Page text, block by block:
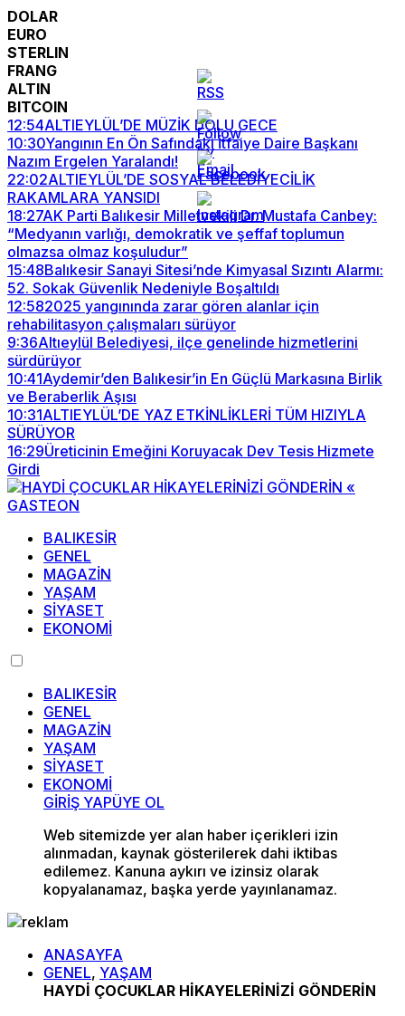
DOLAR
EURO
STERLIN
FRANG
ALTIN
BITCOIN
12:54ALTIEYLÜL’DE MÜZİK DOLU GECE
10:30Yangının En Ön Safındaki İtfaiye Daire Başkanı
Nazım Ergelen Yaralandı!
22:02ALTIEYLÜL’DE SOSYAL BELEDİYECİLİK
RAKAMLARA YANSIDI
18:27AK Parti Balıkesir Milletvekili Dr. Mustafa Canbey:
“Medyanın varlığı, demokratik ve şeffaf toplumun
olmazsa olmaz koşuludur”
15:48Balıkesir Sanayi Sitesi’nde Kimyasal Sızıntı Alarmı:
52. Sokak Güvenlik Nedeniyle Boşaltıldı
12:582025 yangınında zarar gören alanlar için
rehabilitasyon çalışmaları sürüyor
9:36Altıeylül Belediyesi, ilçe genelinde hizmetlerini
sürdürüyor
10:41Aydemir’den Balıkesir’in En Güçlü Markasına Birlik
ve Beraberlik Aşısı
10:31ALTIEYLÜL’DE YAZ ETKİNLİKLERİ TÜM HIZIYLA
SÜRÜYOR
16:29Üreticinin Emeğini Koruyacak Dev Tesis Hizmete
Girdi
BALIKESİR
GENEL
MAGAZİN
YAŞAM
SİYASET
EKONOMİ
BALIKESİR
GENEL
MAGAZİN
YAŞAM
SİYASET
EKONOMİ
GİRİŞ YAPÜYE OL
Web sitemizde yer alan haber içerikleri izin
alınmadan, kaynak gösterilerek dahi iktibas
edilemez. Kanuna aykırı ve izinsiz olarak
kopyalanamaz, başka yerde yayınlanamaz.
ANASAYFA
GENEL, YAŞAM
HAYDİ ÇOCUKLAR HİKAYELERİNİZİ GÖNDERİN